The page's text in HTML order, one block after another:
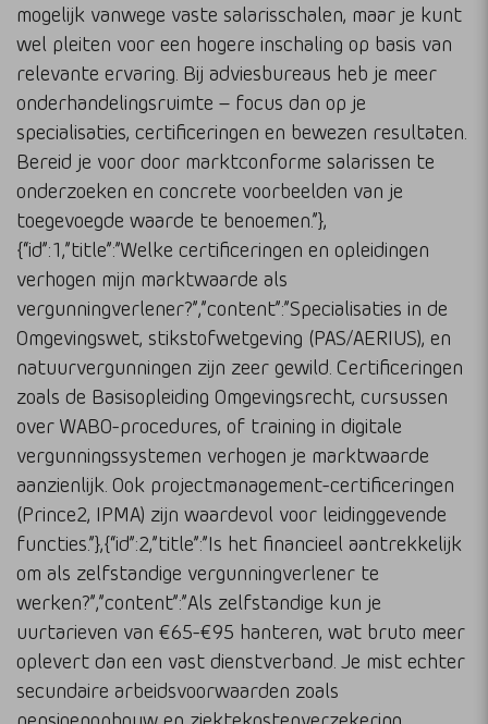
mogelijk vanwege vaste salarisschalen, maar je kunt
wel pleiten voor een hogere inschaling op basis van
relevante ervaring. Bij adviesbureaus heb je meer
onderhandelingsruimte – focus dan op je
specialisaties, certificeringen en bewezen resultaten.
Bereid je voor door marktconforme salarissen te
onderzoeken en concrete voorbeelden van je
toegevoegde waarde te benoemen.”},
{“id”:1,”title”:”Welke certificeringen en opleidingen
verhogen mijn marktwaarde als
vergunningverlener?”,”content”:”Specialisaties in de
Omgevingswet, stikstofwetgeving (PAS/AERIUS), en
natuurvergunningen zijn zeer gewild. Certificeringen
zoals de Basisopleiding Omgevingsrecht, cursussen
over WABO-procedures, of training in digitale
vergunningssystemen verhogen je marktwaarde
aanzienlijk. Ook projectmanagement-certificeringen
(Prince2, IPMA) zijn waardevol voor leidinggevende
functies.”},{“id”:2,”title”:”Is het financieel aantrekkelijk
om als zelfstandige vergunningverlener te
werken?”,”content”:”Als zelfstandige kun je
uurtarieven van €65-€95 hanteren, wat bruto meer
oplevert dan een vast dienstverband. Je mist echter
secundaire arbeidsvoorwaarden zoals